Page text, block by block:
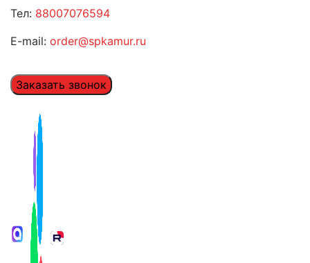
Тел: 88007076594
E-mail: order@spkamur.ru
Заказать звонок